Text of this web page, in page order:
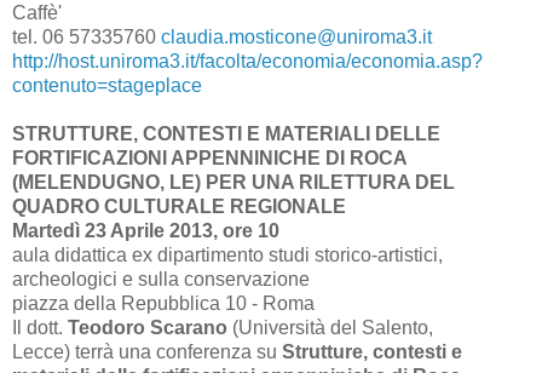
Caffè'
tel. 06 57335760 claudia.mosticone@uniroma3.it
http://host.uniroma3.it/facolta/economia/economia.asp?
contenuto=stageplace
STRUTTURE, CONTESTI E MATERIALI DELLE
FORTIFICAZIONI APPENNINICHE DI ROCA
(MELENDUGNO, LE) PER UNA RILETTURA DEL
QUADRO CULTURALE REGIONALE
Martedì 23 Aprile 2013, ore 10
aula didattica ex dipartimento studi storico-artistici,
archeologici e sulla conservazione
piazza della Repubblica 10 - Roma
Il dott. Teodoro Scarano (Università del Salento,
Lecce) terrà una conferenza su Strutture, contesti e